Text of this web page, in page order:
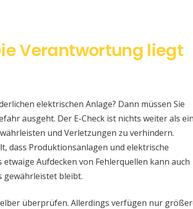
Verantwortung liegt
elektrischen Anlage? Dann müssen Sie
ausgeht. Der E-Check ist nichts weiter als
und Verletzungen zu verhindern.
dass Produktionsanlagen und elektrische
Aufdecken von Fehlerquellen kann auch
gewährleistet bleibt.
überprüfen. Allerdings verfügen nur